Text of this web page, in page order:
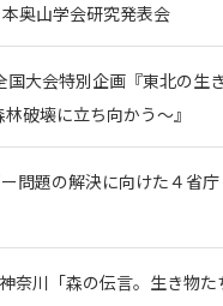
奥山学会研究発表会
大会特別企画『東北の生
破壊に立ち向かう〜』
問題の解決に向けた４省
奈川「森の伝言。生き物た